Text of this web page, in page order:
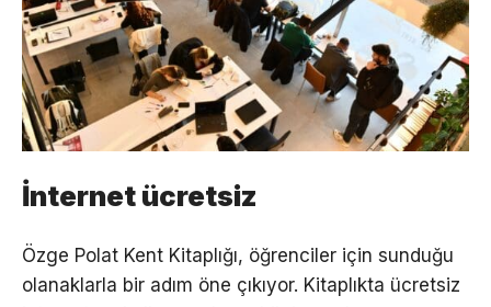
İnternet ücretsiz
Özge Polat Kent Kitaplığı, öğrenciler için sunduğu
olanaklarla bir adım öne çıkıyor. Kitaplıkta ücretsiz